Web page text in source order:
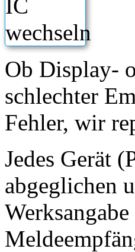
Ob Display-
schlechter
Fehler, wir
Jedes Gerät
abgeglichen